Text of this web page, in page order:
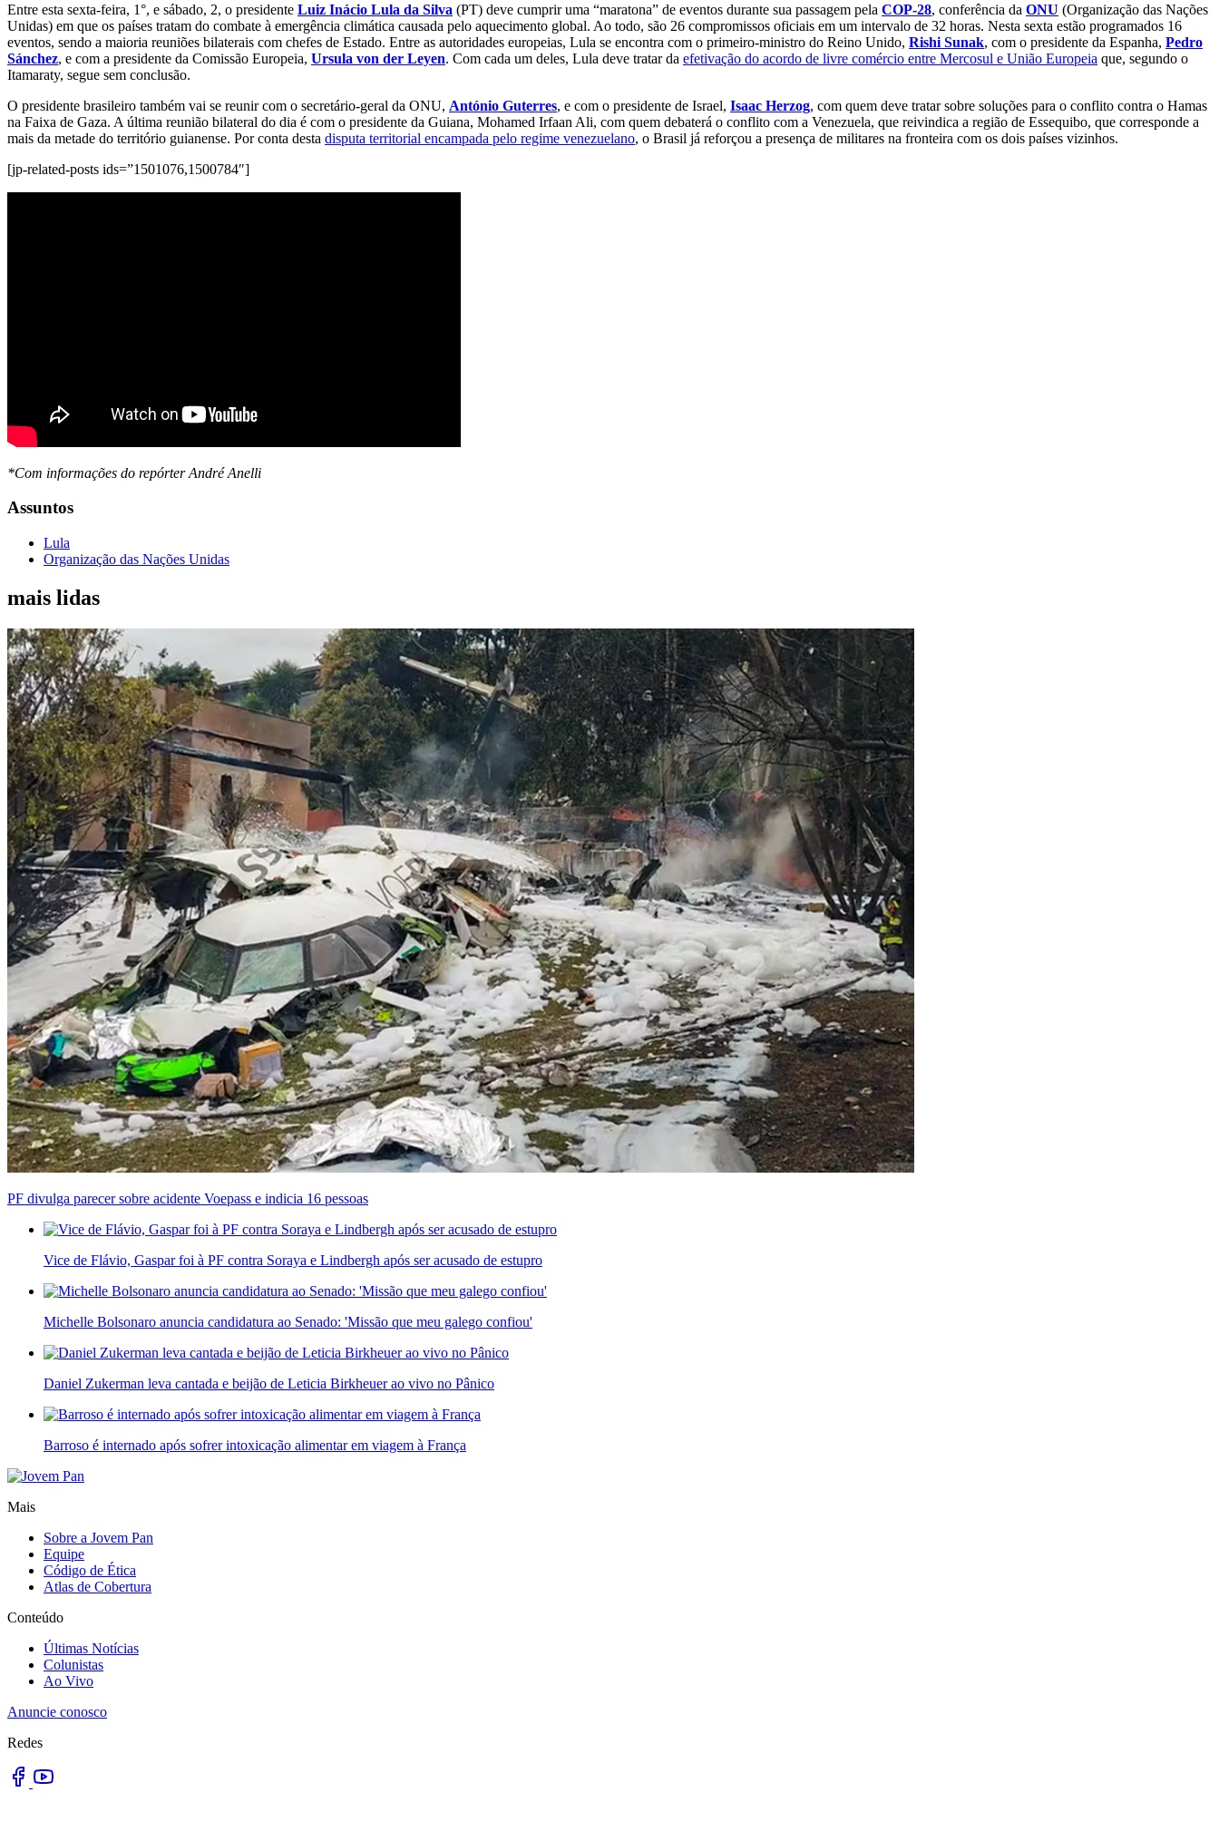
Entre esta sexta-feira, 1°, e sábado, 2, o presidente Luiz Inácio Lula da Silva (PT) deve cumprir uma “maratona” de eventos durante sua passagem pela COP-28, conferência da ONU (Organização das Nações
Unidas) em que os países tratam do combate à emergência climática causada pelo aquecimento global. Ao todo, são 26 compromissos oficiais em um intervalo de 32 horas. Nesta sexta estão programados 16
eventos, sendo a maioria reuniões bilaterais com chefes de Estado. Entre as autoridades europeias, Lula se encontra com o primeiro-ministro do Reino Unido, Rishi Sunak, com o presidente da Espanha, Pedro
Sánchez, e com a presidente da Comissão Europeia, Ursula von der Leyen. Com cada um deles, Lula deve tratar da efetivação do acordo de livre comércio entre Mercosul e União Europeia que, segundo o
Itamaraty, segue sem conclusão.
O presidente brasileiro também vai se reunir com o secretário-geral da ONU, António Guterres, e com o presidente de Israel, Isaac Herzog, com quem deve tratar sobre soluções para o conflito contra o Hamas
na Faixa de Gaza. A última reunião bilateral do dia é com o presidente da Guiana, Mohamed Irfaan Ali, com quem debaterá o conflito com a Venezuela, que reivindica a região de Essequibo, que corresponde a
mais da metade do território guianense. Por conta desta disputa territorial encampada pelo regime venezuelano, o Brasil já reforçou a presença de militares na fronteira com os dois países vizinhos.
[jp-related-posts ids=”1501076,1500784″]
*Com informações do repórter André Anelli
Assuntos
Lula
Organização das Nações Unidas
mais lidas
PF divulga parecer sobre acidente Voepass e indicia 16 pessoas
Vice de Flávio, Gaspar foi à PF contra Soraya e Lindbergh após ser acusado de estupro
Michelle Bolsonaro anuncia candidatura ao Senado: 'Missão que meu galego confiou'
Daniel Zukerman leva cantada e beijão de Leticia Birkheuer ao vivo no Pânico
Barroso é internado após sofrer intoxicação alimentar em viagem à França
Mais
Sobre a Jovem Pan
Equipe
Código de Ética
Atlas de Cobertura
Conteúdo
Últimas Notícias
Colunistas
Ao Vivo
Anuncie conosco
Redes